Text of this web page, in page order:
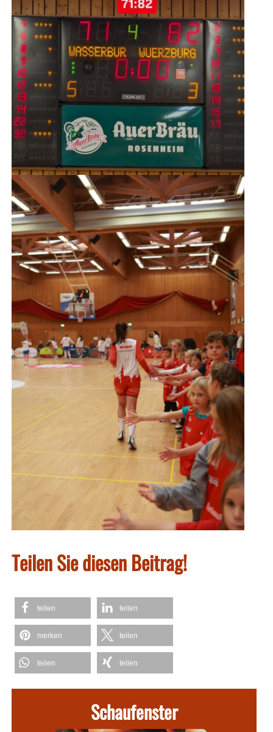
Teilen Sie diesen Beitrag!
teilen teilen
merken teilen
teilen teilen
Schaufenster